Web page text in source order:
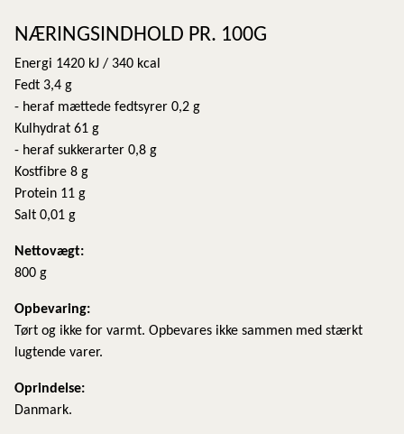
NÆRINGSINDHOLD PR. 100G
Energi 1420 kJ / 340 kcal
Fedt 3,4 g
- heraf mættede fedtsyrer 0,2 g
Kulhydrat 61 g
- heraf sukkerarter 0,8 g
Kostfibre 8 g
Protein 11 g
Salt 0,01 g
Nettovægt:
800 g
​Opbevaring:
Tørt og ikke for varmt. Opbevares ikke sammen med stærkt
lugtende varer.
Oprindelse:
Danmark.